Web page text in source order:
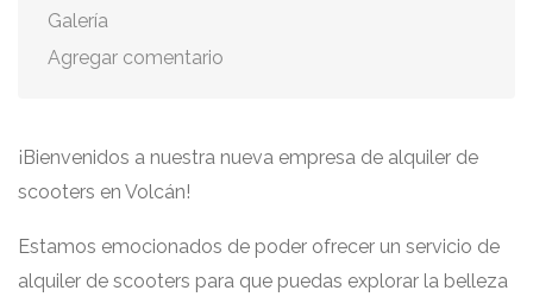
Galería
Agregar comentario
¡Bienvenidos a nuestra nueva empresa de alquiler de
scooters en Volcán!
Estamos emocionados de poder ofrecer un servicio de
alquiler de scooters para que puedas explorar la belleza